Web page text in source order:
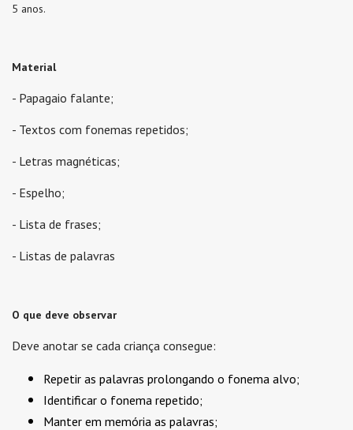
5 anos.
Material
- Papagaio falante;
- Textos com fonemas repetidos;
- Letras magnéticas;
- Espelho;
- Lista de frases;
- Listas de palavras
O que deve observar
Deve anotar se cada criança consegue:
Repetir as palavras prolongando o fonema alvo;
Identificar o fonema repetido;
Manter em memória as palavras;